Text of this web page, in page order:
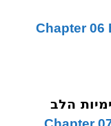
Chapter 06